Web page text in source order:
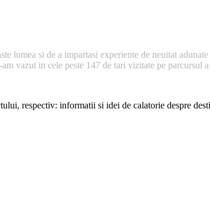
lumea si de a impartasi experiente de neuitat
vazut in cele peste 147 de tari vizitate pe parcursul
respectiv: informatii si idei de calatorie despre